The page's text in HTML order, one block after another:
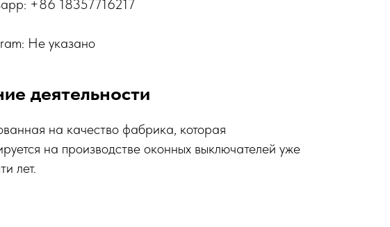
+86 18357716217
Не указано
деятельности
на качество фабрика, которая
на производстве оконных выключателей уже
лет.